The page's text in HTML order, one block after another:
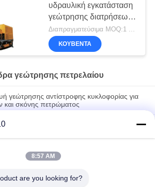
υδραυλική εγκατάσταση
γεώτρησης διατρήσεων
αγκύρων Drive 55kw
Dia
Διαπραγματεύσιμα MOQ:1 κομμάτι
ΚΟΥΒΈΝΤΑ
γεώτρησης πετρελαίου
γεώτρησης αντίστροφης κυκλοφορίας για
και σκόνης πετρώματος
υδραυλική εγκατάσταση γεώτρησης
1500m γεωλογική μηχανή διατρήσεων
μηχανή εγκαταστάσεων γεώτρησης
8:57 AM
are you looking for?